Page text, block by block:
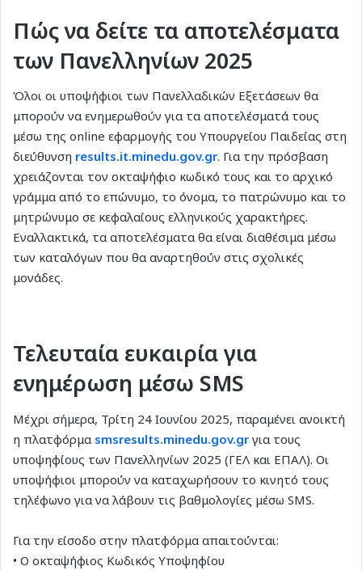
Πώς να δείτε τα αποτελέσματα
των Πανελληνίων 2025
Όλοι οι υποψήφιοι των Πανελλαδικών Εξετάσεων θα
μπορούν να ενημερωθούν για τα αποτελέσματά τους
μέσω της online εφαρμογής του Υπουργείου Παιδείας στη
διεύθυνση results.it.minedu.gov.gr. Για την πρόσβαση
χρειάζονται τον οκταψήφιο κωδικό τους και το αρχικό
γράμμα από το επώνυμο, το όνομα, το πατρώνυμο και το
μητρώνυμο σε κεφαλαίους ελληνικούς χαρακτήρες.
Εναλλακτικά, τα αποτελέσματα θα είναι διαθέσιμα μέσω
των καταλόγων που θα αναρτηθούν στις σχολικές
μονάδες.
Τελευταία ευκαιρία για
ενημέρωση μέσω SMS
Μέχρι σήμερα, Τρίτη 24 Ιουνίου 2025, παραμένει ανοικτή
η πλατφόρμα smsresults.minedu.gov.gr για τους
υποψηφίους των Πανελληνίων 2025 (ΓΕΛ και ΕΠΑΛ). Οι
υποψήφιοι μπορούν να καταχωρήσουν το κινητό τους
τηλέφωνο για να λάβουν τις βαθμολογίες μέσω SMS.
Για την είσοδο στην πλατφόρμα απαιτούνται:
• Ο οκταψήφιος Κωδικός Υποψηφίου